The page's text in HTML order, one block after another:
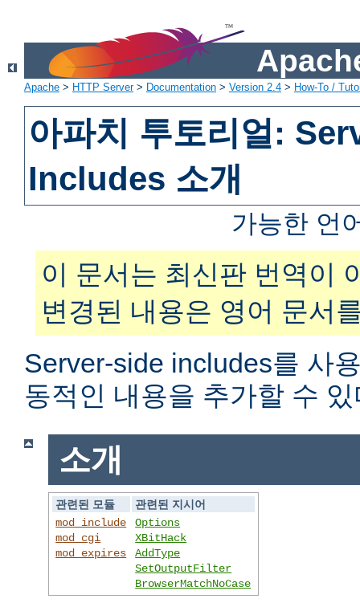
Apache > HTTP Server> Documentation > Version 2.4 > How-To /
아파치 투토리얼:
Includes 소개
가능한 언
이 문서는 최신판 번역이
변경된 내용은 영어 문서
Server-side includes를 사
동적인 내용을 추가할 수 있
소개
관련된 모듈
관련된 지시어
mod_include
mod_cgi
mod_expires
Options
XBitHack
AddType
SetOutputFilter
BrowserMatchNoCase